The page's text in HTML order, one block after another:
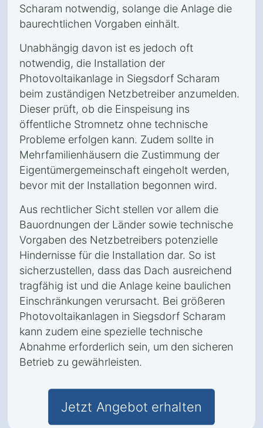
Scharam notwendig, solange die Anlage die
baurechtlichen Vorgaben einhält.
Unabhängig davon ist es jedoch oft
notwendig, die Installation der
Photovoltaikanlage in Siegsdorf Scharam
beim zuständigen Netzbetreiber anzumelden.
Dieser prüft, ob die Einspeisung ins
öffentliche Stromnetz ohne technische
Probleme erfolgen kann. Zudem sollte in
Mehrfamilienhäusern die Zustimmung der
Eigentümergemeinschaft eingeholt werden,
bevor mit der Installation begonnen wird.
Aus rechtlicher Sicht stellen vor allem die
Bauordnungen der Länder sowie technische
Vorgaben des Netzbetreibers potenzielle
Hindernisse für die Installation dar. So ist
sicherzustellen, dass das Dach ausreichend
tragfähig ist und die Anlage keine baulichen
Einschränkungen verursacht. Bei größeren
Photovoltaikanlagen in Siegsdorf Scharam
kann zudem eine spezielle technische
Abnahme erforderlich sein, um den sicheren
Betrieb zu gewährleisten.
Jetzt Angebot erhalten